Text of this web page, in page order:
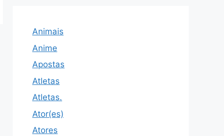
Animais
Anime
Apostas
Atletas
Atletas.
Ator(es)
Atores